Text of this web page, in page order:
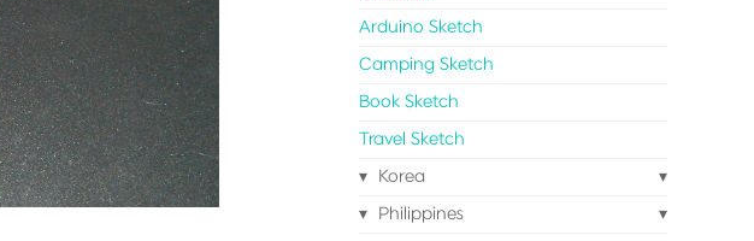
Arduino Sketch
Camping Sketch
Book Sketch
Travel Sketch
Korea
Philippines